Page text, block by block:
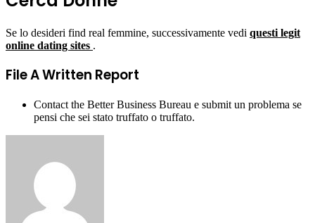
Se lo desideri find real femmine, successivamente vedi questi legit
online dating sites .
File A Written Report
Contact the Better Business Bureau e submit un problema se
pensi che sei stato truffato o truffato.